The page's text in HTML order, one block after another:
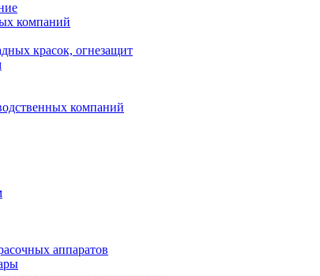
компаний
красок, огнезащит
компаний
аппаратов